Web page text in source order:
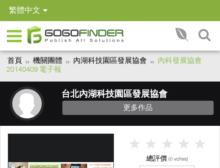
繁體中文
首頁 機關團體 內湖科技園區發展協會
內科發展協會
20140409 電子報
台北內湖科技園區發展協會
更多作品
總評價 (0 votes)